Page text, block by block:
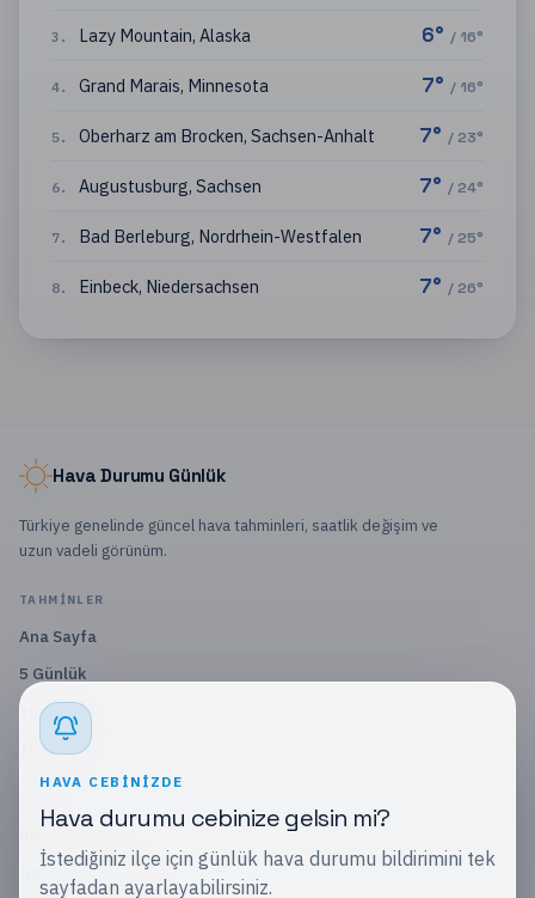
3 . Lazy Mountain, Alaska 6° / 16°
4. Grand Marais, Minnesota 7° / 16°
5. Oberharz am Brocken, Sachsen-Anhalt 7° /23°
6. Augustusburg, Sachsen 7° /24°
7. Bad Berleburg, Nordrhein-Westfalen 7° /25°
8. Einbeck, Niedersachsen 7° /26°
Hava Durumu Günlük
Türkiye genelinde güncel hava tahminleri, saatlik değişim ve
uzun vadeli görünüm.
TAHMINLER
Ana Sayfa
5 Günlük
10 Günlük
15 Günlük
Gizlilik Politikası
HAVA CEBINIZDE
Hava durumu cebinize gelsin mi?
İstediğiniz ilçe için günlük hava durumu bildirimini tek
sayfadan ayarlayabilirsiniz.